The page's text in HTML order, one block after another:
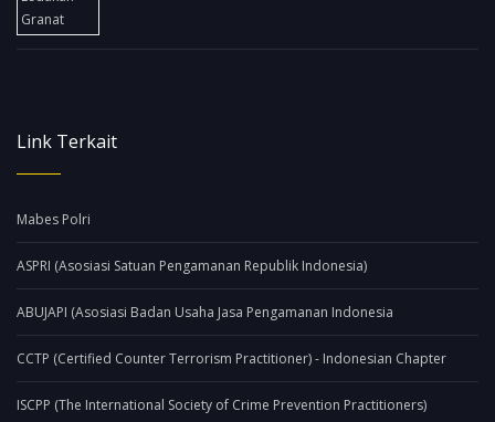
Link Terkait
Mabes Polri
ASPRI (Asosiasi Satuan Pengamanan Republik Indonesia)
ABUJAPI (Asosiasi Badan Usaha Jasa Pengamanan Indonesia
CCTP (Certified Counter Terrorism Practitioner) - Indonesian Chapter
ISCPP (The International Society of Crime Prevention Practitioners)